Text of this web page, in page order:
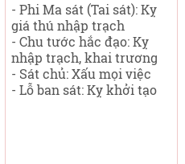
- Phi Ma sát (Tai sát): Kỵ
giá thú nhập trạch
- Chu tước hắc đạo: Kỵ
nhập trạch, khai trương
- Sát chủ: Xấu mọi việc
- Lỗ ban sát: Kỵ khởi tạo